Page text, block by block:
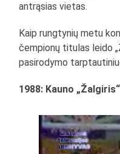
antrąsias vietas.
Kaip rungtynių metu
čempionų titulas leido
pasirodymo
1988: Kauno